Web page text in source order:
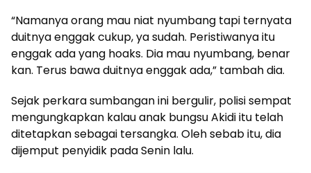
“Namanya orang mau niat nyumbang tapi ternyata
duitnya enggak cukup, ya sudah. Peristiwanya itu
enggak ada yang hoaks. Dia mau nyumbang, benar
kan. Terus bawa duitnya enggak ada,” tambah dia.
Sejak perkara sumbangan ini bergulir, polisi sempat
mengungkapkan kalau anak bungsu Akidi itu telah
ditetapkan sebagai tersangka. Oleh sebab itu, dia
dijemput penyidik pada Senin lalu.